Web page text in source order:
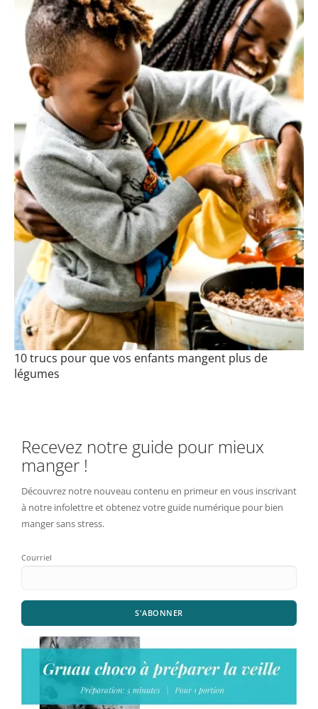
10 trucs pour que vos enfants mangent plus de
légumes
Recevez notre guide pour mieux
manger !
Découvrez notre nouveau contenu en primeur en vous inscrivant
à notre infolettre et obtenez votre guide numérique pour bien
manger sans stress.
Courriel
S'ABONNER